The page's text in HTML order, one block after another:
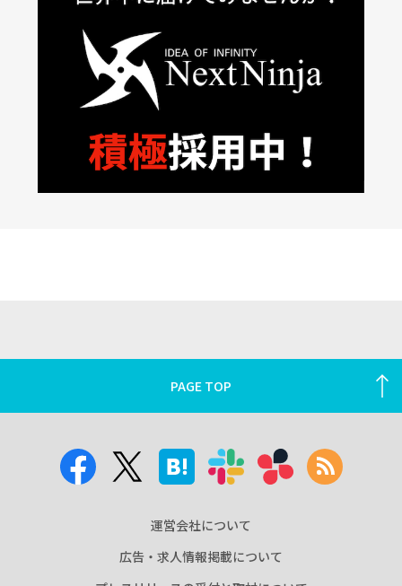
PAGE TOP
運営会社について
広告・求人情報掲載について